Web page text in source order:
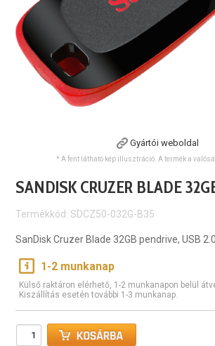
Gyártói weboldal
* A fent látható kép illusztráció. A termék a
SANDISK CRUZER BLADE
Termékkód: SDCZ50-032G-B35
SanDisk Cruzer Blade 32GB pendrive, USB 2.0
1-2 munkanap
Külső raktáron elérhető, 1-2 munkanapon belül
Kiszállítás esetén további 1-3 munkanap.